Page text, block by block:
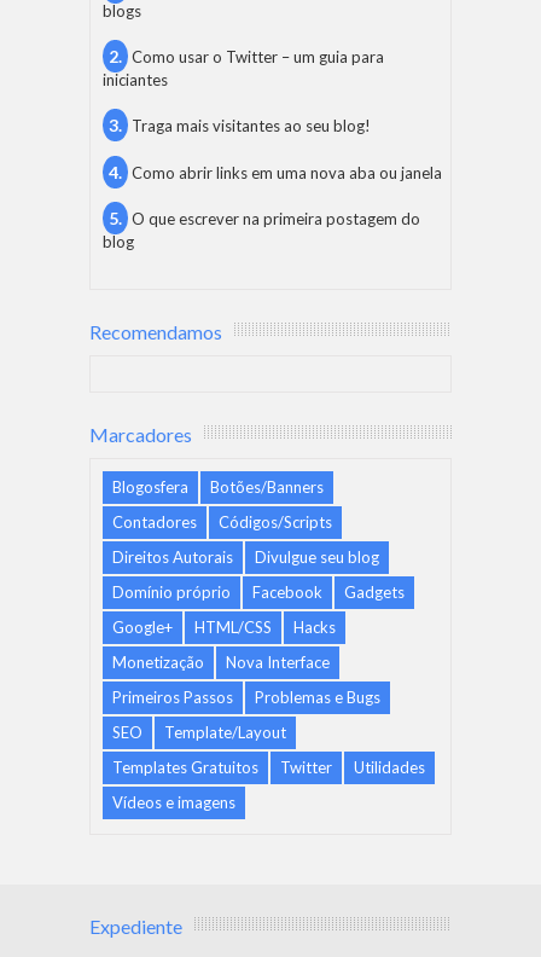
blogs
Como usar o Twitter – um guia para
iniciantes
Traga mais visitantes ao seu blog!
Como abrir links em uma nova aba ou janela
O que escrever na primeira postagem do
blog
Recomendamos
Marcadores
Blogosfera
Botões/Banners
Contadores
Códigos/Scripts
Direitos Autorais
Divulgue seu blog
Domínio próprio
Facebook
Gadgets
Google+
HTML/CSS
Hacks
Monetização
Nova Interface
Primeiros Passos
Problemas e Bugs
SEO
Template/Layout
Templates Gratuitos
Twitter
Utilidades
Vídeos e imagens
Expediente